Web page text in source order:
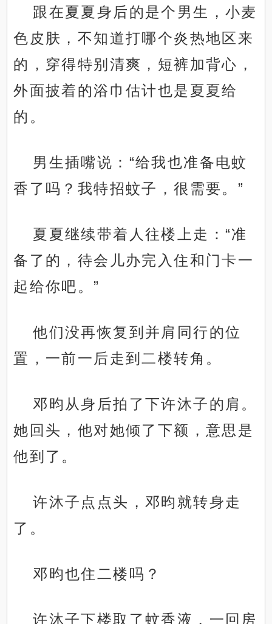
跟在夏夏身后的是个男生，小麦
色皮肤，不知道打哪个炎热地区来
的，穿得特别清爽，短裤加背心，
外面披着的浴巾估计也是夏夏给
的。
男生插嘴说：“给我也准备电蚊
香了吗？我特招蚊子，很需要。”
夏夏继续带着人往楼上走：“准
备了的，待会儿办完入住和门卡一
起给你吧。”
他们没再恢复到并肩同行的位
置，一前一后走到二楼转角。
邓昀从身后拍了下许沐子的肩。
她回头，他对她倾了下额，意思是
他到了。
许沐子点点头，邓昀就转身走
了。
邓昀也住二楼吗？
许沐子下楼取了蚊香液，一回房